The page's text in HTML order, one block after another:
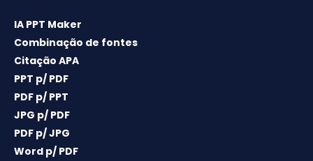
IA PPT Maker
Combinação de fontes
Citação APA
PPT p/ PDF
PDF p/ PPT
JPG p/ PDF
PDF p/ JPG
Word p/ PDF